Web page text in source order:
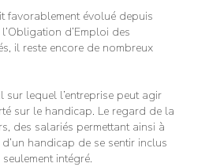
favorablement évolué depuis
d’Emploi des
il reste encore de nombreux
sur lequel l’entreprise peut agir
sur le handicap. Le regard de la
des salariés permettant ainsi à
handicap de se sentir inclus
intégré.